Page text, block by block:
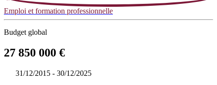
Emploi et formation professionnelle
Budget global
27 850 000 €
31/12/2015 - 30/12/2025